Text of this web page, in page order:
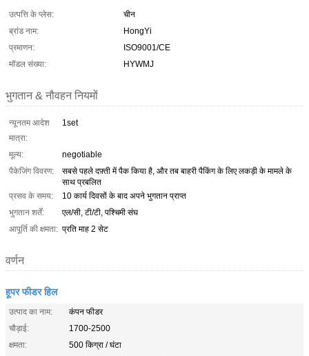
उत्पत्ति के प्लेस:
चीन
ब्रांड नाम:
HongYi
प्रमाणन:
ISO9001/CE
मॉडल संख्या:
HYWMJ
भुगतान & नौवहन नियमों
न्यूनतम आदेश
मात्रा:
1set
मूल्य:
negotiable
पैकेजिंग विवरण:
सबसे पहले दफ़्ती में पैक किया है, और तब बाहरी पैकिंग के लिए लकड़ी के मामले के
साथ प्रबलित
प्रसव के समय:
10 कार्य दिवसों के बाद अपने भुगतान प्राप्त
भुगतान शर्तें:
एल/सी, टी/टी, पश्चिमी संघ
आपूर्ति की क्षमता: प्रति माह 2 सेट
वर्णन
हूपर फीडर हिल
उत्पाद का नाम:
कंपन फीडर
चौड़ाई:
1700-2500
क्षमता:
500 किग्रा / घंटा